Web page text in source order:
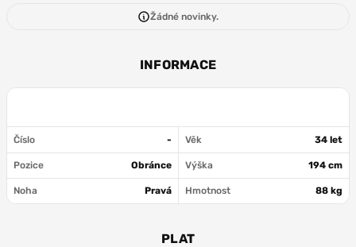
Žádné novinky.
INFORMACE
Číslo - Věk 34 let
Pozice Obránce Výška 194 cm
Noha Pravá Hmotnost 88 kg
PLAT